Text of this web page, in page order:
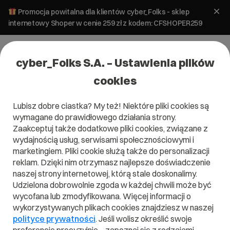
Promocja powitalna dla klientów cyber_Folks - sklep
internetowy Shoper w cenie 259 zł z kodem: CFSHOPER259
Czym jest Python?
Przeczytaj czym jestPython w naszym słowniku.
Pomoże Ci to lepiej zrozumieć, czym dokładnie jestPython
cyber_Folks S.A. – Ustawienia plików
cookies
Lubisz dobre ciastka? My też! Niektóre pliki cookies są
wymagane do prawidłowego działania strony.
Zaakceptuj także dodatkowe pliki cookies, związane z
wydajnością usług, serwisami społecznościowymi i
marketingiem. Pliki cookie służą także do personalizacji
reklam. Dzięki nim otrzymasz najlepsze doświadczenie
naszej strony internetowej, którą stale doskonalimy.
Udzielona dobrowolnie zgoda w każdej chwili może być
wycofana lub zmodyfikowana. Więcej informacji o
wykorzystywanych plikach cookies znajdziesz w naszej
polityce prywatności. Jeśli wolisz określić swoje